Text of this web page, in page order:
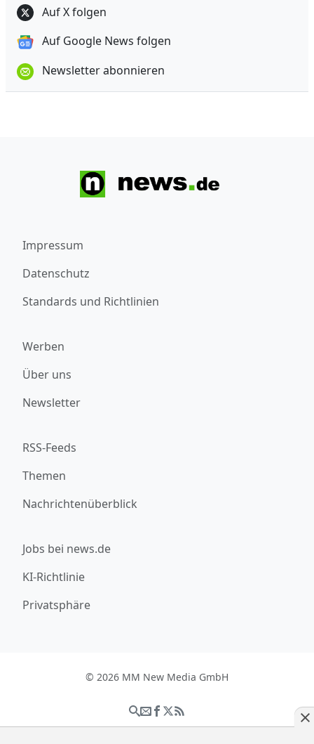
Auf X folgen
Auf Google News folgen
Newsletter abonnieren
Impressum
Datenschutz
Standards und Richtlinien
Werben
Über uns
Newsletter
RSS-Feeds
Themen
Nachrichtenüberblick
Jobs bei news.de
KI-Richtlinie
Privatsphäre
© 2026 MM New Media GmbH